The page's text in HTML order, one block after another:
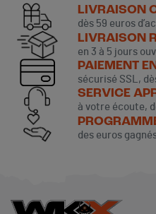
LIVRAISON
dès 59 euros
LIVRAISON
en 3 à 5 jours
PAIEMENT
sécurisé SSL,
SERVICE
à votre écoute,
des euros